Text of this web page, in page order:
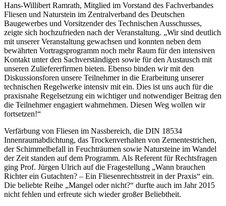
Hans-Willibert Ramrath, Mitglied im Vorstand des Fachverbandes
Fliesen und Naturstein im Zentralverband des Deutschen
Baugewerbes und Vorsitzender des Technischen Ausschusses,
zeigte sich hochzufrieden nach der Veranstaltung. „Wir sind deutlich
mit unserer Veranstaltung gewachsen und konnten neben dem
bewährten Vortragsprogramm noch mehr Raum für den intensiven
Kontakt unter den Sachverständigen sowie für den Austausch mit
unseren Zuliefererfirmen bieten. Ebenso binden wir mit den
Diskussionsforen unsere Teilnehmer in die Erarbeitung unserer
technischen Regelwerke intensiv mit ein. Dies ist uns auch für die
praxisnahe Regelsetzung ein wichtiger und notwendiger Beitrag den
die Teilnehmer engagiert wahrnehmen. Diesen Weg wollen wir
fortsetzen!“
Verfärbung von Fliesen im Nassbereich, die DIN 18534
Innenraumabdichtung, das Trockenverhalten von Zementestrichen,
der Schimmelbefall in Feuchträumen sowie Natursteine im Wandel
der Zeit standen auf dem Programm. Als Referent für Rechtsfragen
ging Prof. Jürgen Ulrich auf die Fragestellung „Wann brauchen
Richter ein Gutachten? – Ein Fliesenrechtsstreit in der Praxis“ ein.
Die beliebte Reihe „Mangel oder nicht?“ durfte auch im Jahr 2015
nicht fehlen und erfreute sich wieder großer Beliebtheit.